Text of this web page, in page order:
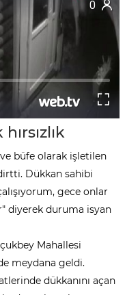
büfe olarak işletilen
Dükkan sahibi
gece onlar
diyerek duruma isyan
Mahallesi
meydana geldi.
dükkanını açan